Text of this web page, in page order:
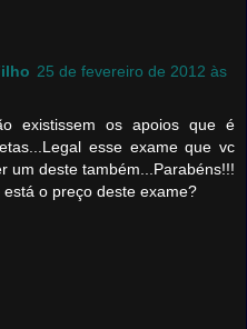
25 de fevereiro de 2012 às
existissem os apoios que é
esse exame que vc
um deste também...Parabéns!!!
o preço deste exame?